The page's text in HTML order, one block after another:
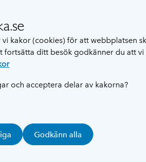
vi kakor (cookies) för att webbplatsen
fortsätta ditt besök godkänner du att
och acceptera delar av kakorna?
Godkänn alla